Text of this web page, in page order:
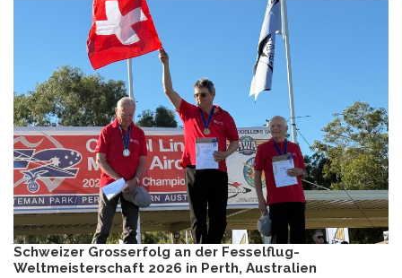
Schweizer Grosserfolg an der Fesselflug-
Weltmeisterschaft 2026 in Perth, Australien